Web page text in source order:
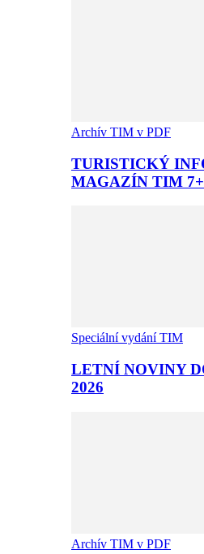
Archív TIM v PDF
TURISTICKÝ
MAGAZÍN TIM
Speciální vydání TIM
LETNÍ NOVINY
2026
Archív TIM v PDF